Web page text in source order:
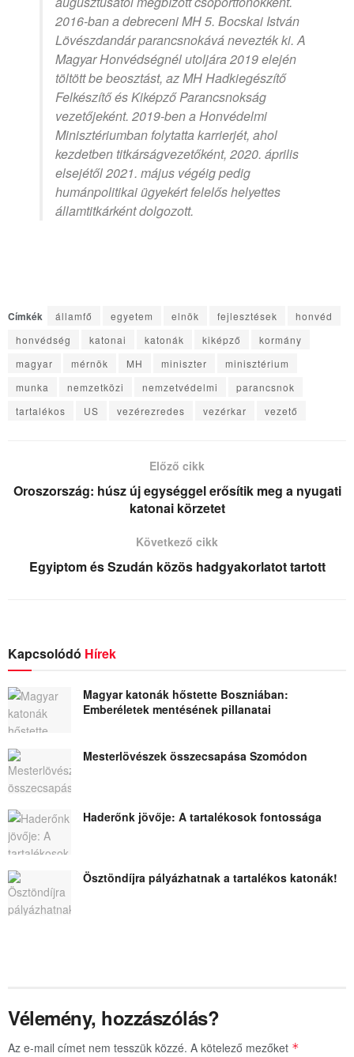
2016-ban a debreceni MH 5. Bocskai István
Lövészdandár parancsnokává nevezték ki. A
Magyar Honvédségnél utoljára 2019 elején
töltött be beosztást, az MH Hadkiegészítő
Felkészítő és Kiképző Parancsnokság
vezetőjeként. 2019-ben a Honvédelmi
Minisztériumban folytatta karrierjét, ahol
kezdetben titkárságvezetőként, 2020. április
elsejétől 2021. május végéig pedig
humánpolitikai ügyekért felelős helyettes
államtitkárként dolgozott.
Címkék államfő egyetem elnök fejlesztések
honvéd
honvédség
katonai katonák kiképző
kormány
magyar
mérnök MH miniszter
minisztérium
munka
nemzetközi nemzetvédelmi
parancsnok
tartalékos
US vezérezredes vezérkar vezető
Előző cikk
Oroszország: húsz új egységgel erősítik meg a nyugati
katonai körzetet
Következő cikk
Egyiptom és Szudán közös hadgyakorlatot tartott
Kapcsolódó Hírek
Magyar katonák hőstette Boszniában:
Emberéletek mentésének pillanatai
Mesterlövészek összecsapása Szomódon
Haderőnk jövője: A tartalékosok fontossága
Ösztöndíjra pályázhatnak a tartalékos katonák!
Vélemény, hozzászólás?
Az e-mail címet nem tesszük közzé. A kötelező mezőket *